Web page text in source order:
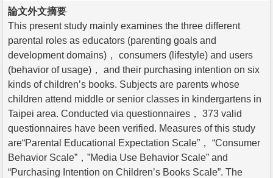
論文外文摘要
This present study mainly examines the three different
parental roles as educators (parenting goals and
development domains)， consumers (lifestyle) and users
(behavior of usage)， and their purchasing intention on six
kinds of children’s books. Subjects are parents whose
children attend middle or senior classes in kindergartens in
Taipei area. Conducted via questionnaires， 373 valid
questionnaires have been verified. Measures of this study
are“Parental Educational Expectation Scale”， “Consumer
Behavior Scale”，”Media Use Behavior Scale” and
“Purchasing Intention on Children’s Books Scale”. The